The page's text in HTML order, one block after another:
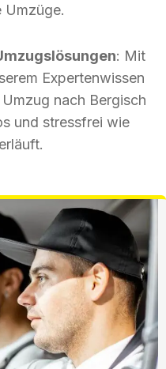
Umzüge.
: Mit
Expertenwissen
nach Bergisch
und stressfrei wie